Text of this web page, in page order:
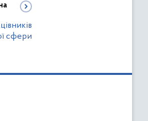
сфери